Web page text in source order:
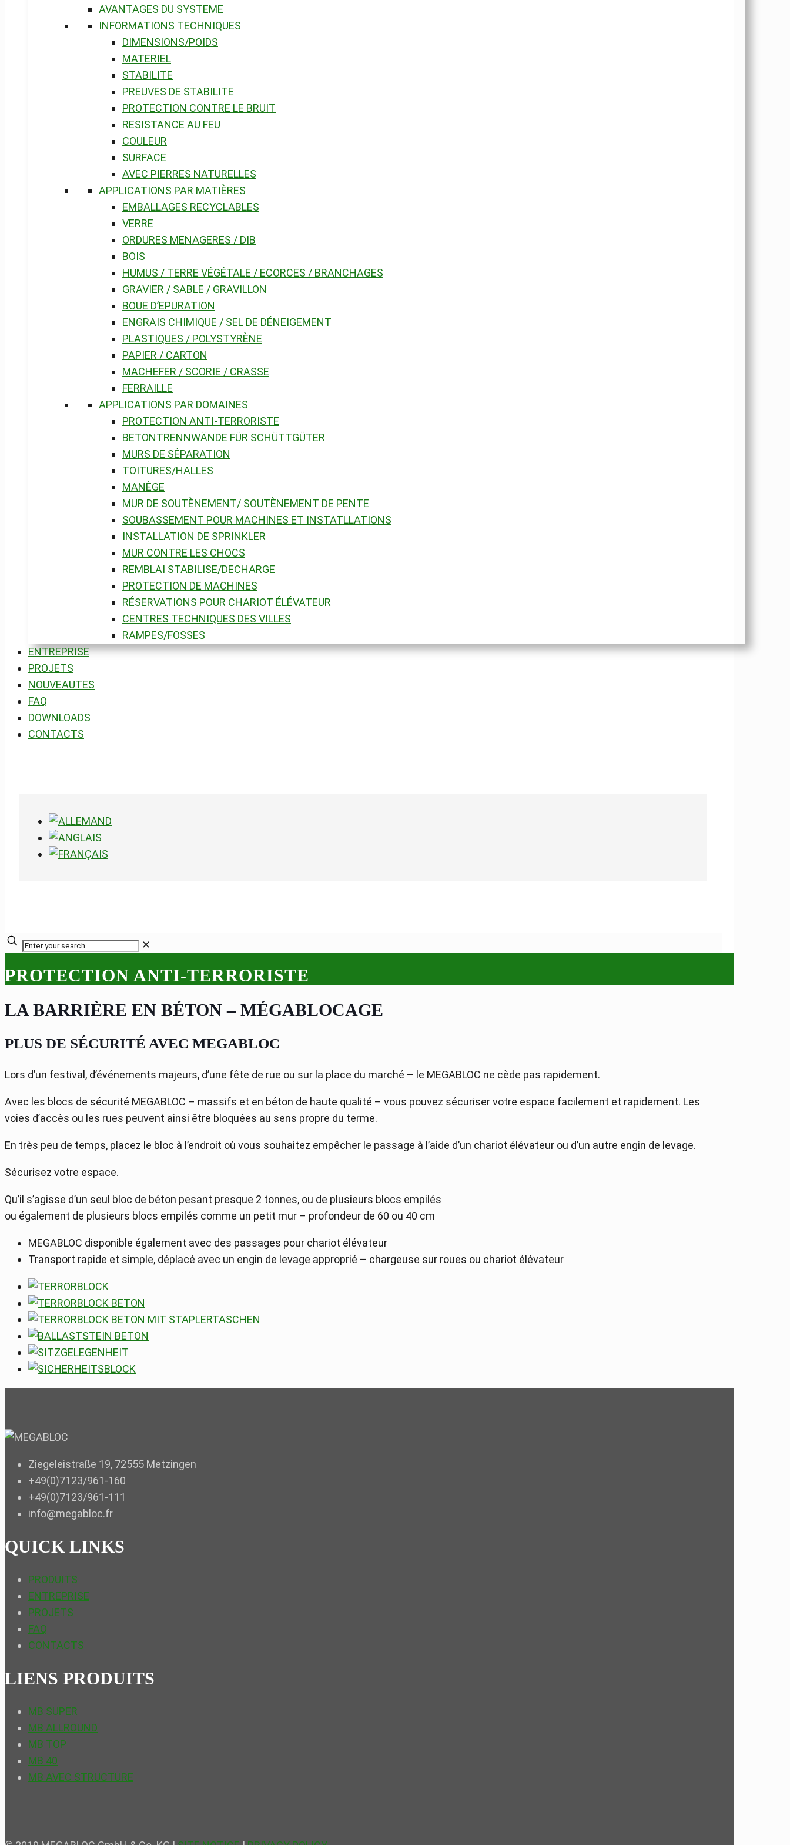
AVANTAGES DU SYSTEME
INFORMATIONS TECHNIQUES
DIMENSIONS/POIDS
MATERIEL
STABILITE
PREUVES DE STABILITE
PROTECTION CONTRE LE BRUIT
RESISTANCE AU FEU
COULEUR
SURFACE
AVEC PIERRES NATURELLES
APPLICATIONS PAR MATIÈRES
EMBALLAGES RECYCLABLES
VERRE
ORDURES MENAGERES / DIB
BOIS
HUMUS / TERRE VÉGÉTALE / ECORCES / BRANCHAGES
GRAVIER / SABLE / GRAVILLON
BOUE D’EPURATION
ENGRAIS CHIMIQUE / SEL DE DÉNEIGEMENT
PLASTIQUES / POLYSTYRÈNE
PAPIER / CARTON
MACHEFER / SCORIE / CRASSE
FERRAILLE
APPLICATIONS PAR DOMAINES
PROTECTION ANTI-TERRORISTE
BETONTRENNWÄNDE FÜR SCHÜTTGÜTER
MURS DE SÉPARATION
TOITURES/HALLES
MANÈGE
MUR DE SOUTÈNEMENT/ SOUTÈNEMENT DE PENTE
SOUBASSEMENT POUR MACHINES ET INSTATLLATIONS
INSTALLATION DE SPRINKLER
MUR CONTRE LES CHOCS
REMBLAI STABILISE/DECHARGE
PROTECTION DE MACHINES
RÉSERVATIONS POUR CHARIOT ÉLÉVATEUR
CENTRES TECHNIQUES DES VILLES
RAMPES/FOSSES
ENTREPRISE
PROJETS
NOUVEAUTES
FAQ
DOWNLOADS
CONTACTS
✕
PROTECTION ANTI-TERRORISTE
LA BARRIÈRE EN BÉTON – MÉGABLOCAGE
PLUS DE SÉCURITÉ AVEC MEGABLOC
Lors d’un festival, d’événements majeurs, d’une fête de rue ou sur la place du marché – le MEGABLOC ne cède pas rapidement.
Avec les blocs de sécurité MEGABLOC – massifs et en béton de haute qualité – vous pouvez sécuriser votre espace facilement et rapidement. Les
voies d’accès ou les rues peuvent ainsi être bloquées au sens propre du terme.
En très peu de temps, placez le bloc à l’endroit où vous souhaitez empêcher le passage à l’aide d’un chariot élévateur ou d’un autre engin de levage.
Sécurisez votre espace.
Qu’il s’agisse d’un seul bloc de béton pesant presque 2 tonnes, ou de plusieurs blocs empilés
ou également de plusieurs blocs empilés comme un petit mur – profondeur de 60 ou 40 cm
MEGABLOC disponible également avec des passages pour chariot élévateur
Transport rapide et simple, déplacé avec un engin de levage approprié – chargeuse sur roues ou chariot élévateur
Ziegeleistraße 19, 72555 Metzingen
+49(0)7123/961-160
+49(0)7123/961-111
info@megabloc.fr
QUICK LINKS
PRODUITS
ENTREPRISE
PROJETS
FAQ
CONTACTS
LIENS PRODUITS
MB SUPER
MB ALLROUND
MB TOP
MB 40
MB AVEC STRUCTURE